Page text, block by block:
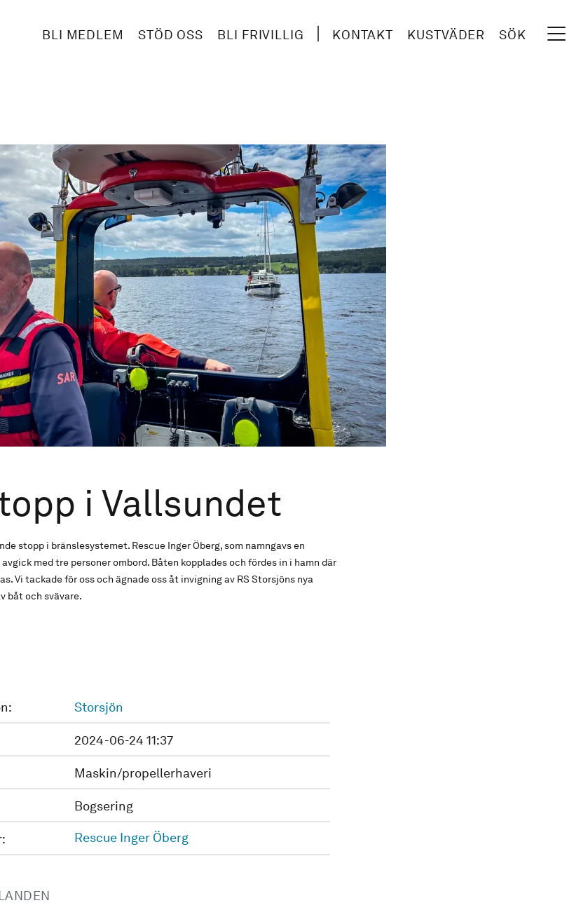
BLI MEDLEM STÖD OSS BLI FRIVILLIG KONTAKT KUSTVÄDER SÖK
i Vallsundet
stopp i bränslesystemet. Rescue Inger Öberg, som namngavs en
med tre personer ombord. Båten kopplades och fördes in i hamn där
Vi tackade för oss och ägnade oss åt invigning av RS Storsjöns nya
båt och svävare.
Storsjön
2024-06-24 11:37
Maskin/propellerhaveri
Bogsering
Rescue Inger Öberg